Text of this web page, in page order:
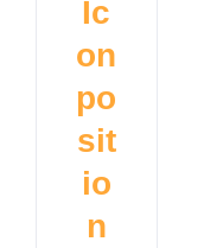
Ic
on
po
sit
io
n